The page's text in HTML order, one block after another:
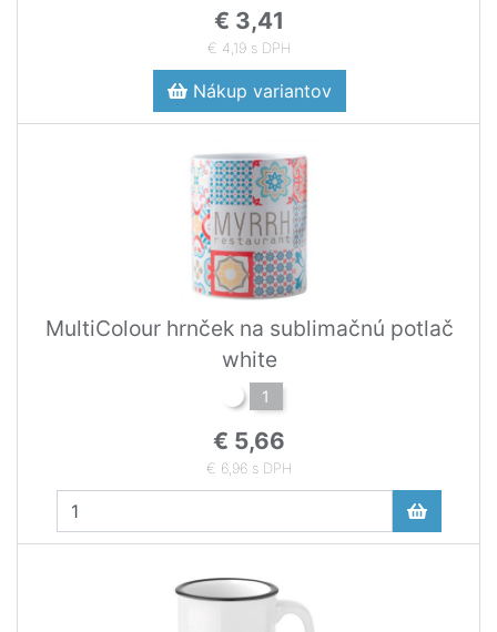
€ 3,41
€ 4,19 s DPH
Nákup variantov
MultiColour hrnček na sublimačnú potlač
white
1
€ 5,66
€ 6,96 s DPH